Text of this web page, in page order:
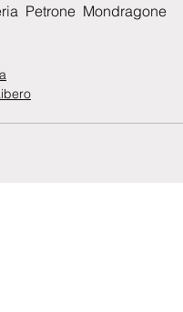
Petrone Mondragone